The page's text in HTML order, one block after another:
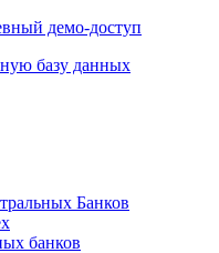
демо-доступ
базу данных
Банков
банков